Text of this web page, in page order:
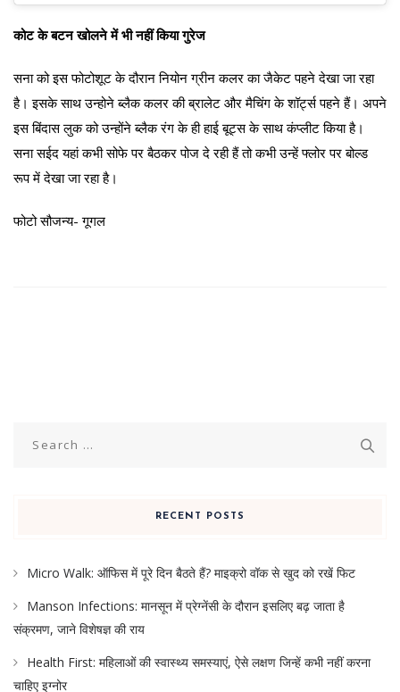
कोट के बटन खोलने में भी नहीं किया गुरेज
सना को इस फोटोशूट के दौरान नियोन ग्रीन कलर का जैकेट पहने देखा जा रहा
है। इसके साथ उन्होने ब्लैक कलर की ब्रालेट और मैचिंग के शॉर्ट्स पहने हैं। अपने
इस बिंदास लुक को उन्होंने ब्लैक रंग के ही हाई बूट्स के साथ कंप्लीट किया है।
सना सईद यहां कभी सोफे पर बैठकर पोज दे रही हैं तो कभी उन्हें फ्लोर पर बोल्ड
रूप में देखा जा रहा है।
फोटो सौजन्य- गूगल
RECENT POSTS
Micro Walk: ऑफिस में पूरे दिन बैठते हैं? माइक्रो वॉक से खुद को रखें फिट
Manson Infections: मानसून में प्रेग्नेंसी के दौरान इसलिए बढ़ जाता है
संक्रमण, जाने विशेषज्ञ की राय
Health First: महिलाओं की स्वास्थ्य समस्याएं, ऐसे लक्षण जिन्हें कभी नहीं करना
चाहिए इग्नोर